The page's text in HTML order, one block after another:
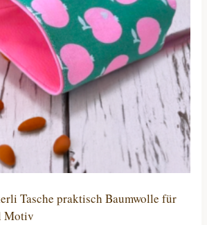
Tasche praktisch Baumwolle für
Motiv